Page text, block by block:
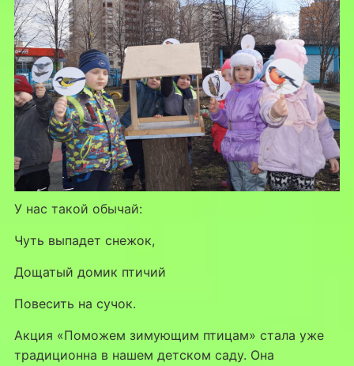
У нас такой обычай:
Чуть выпадет снежок,
Дощатый домик птичий
Повесить на сучок.
Акция «Поможем зимующим птицам» стала уже
традиционна в нашем детском саду. Она